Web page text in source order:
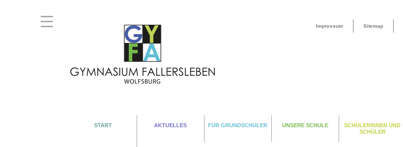
Sitemap
Impressum
START AKTUELLES FÜR GRUNDSCHÜLER UNSERE SCHULE
SCHÜLERINNEN UND
SCHÜLER